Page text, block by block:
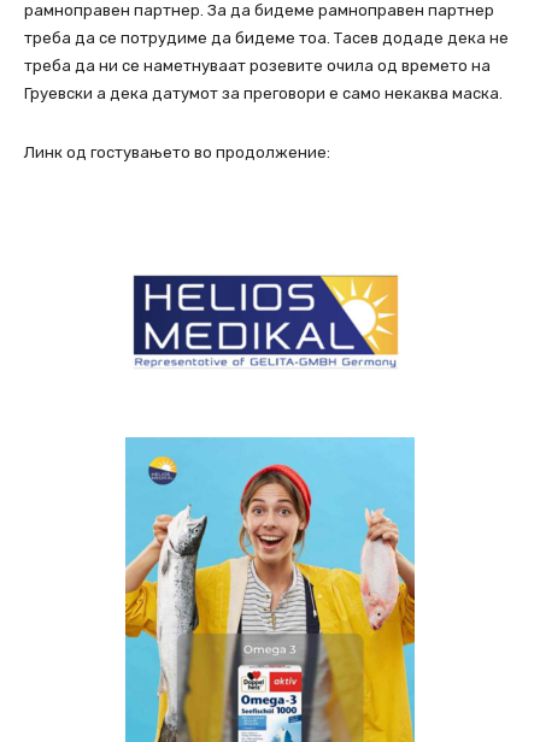
рамноправен партнер. За да бидеме рамноправен партнер
треба да се потрудиме да бидеме тоа. Тасев додаде дека не
треба да ни се наметнуваат розевите очила од времето на
Груевски а дека датумот за преговори е само некаква маска.
Линк од гостувањето во продолжение: